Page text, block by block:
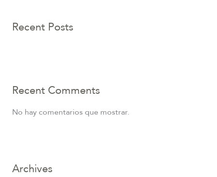
Recent Posts
Recent Comments
No hay comentarios que mostrar.
Archives